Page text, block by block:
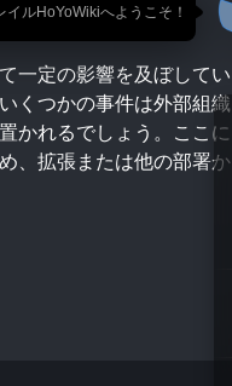
イルHoYoWikiへようこそ！
一定の影響を及ぼしてい
くつかの事件は外部組織
かれるでしょう。ここに
、拡張または他の部署か